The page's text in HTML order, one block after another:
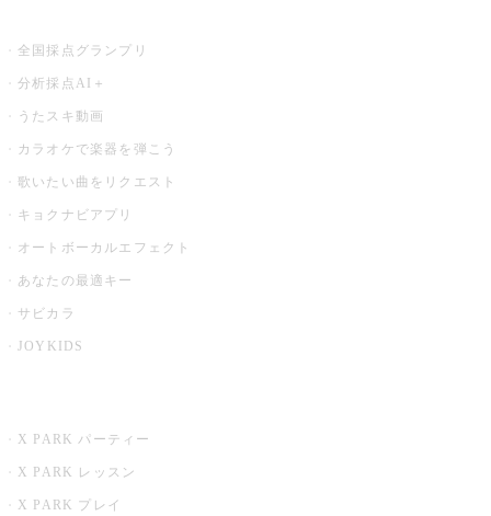
全国採点グランプリ
分析採点AI＋
うたスキ動画
カラオケで楽器を弾こう
歌いたい曲をリクエスト
キョクナビアプリ
オートボーカルエフェクト
あなたの最適キー
サビカラ
JOYKIDS
X PARK パーティー
X PARK レッスン
X PARK プレイ